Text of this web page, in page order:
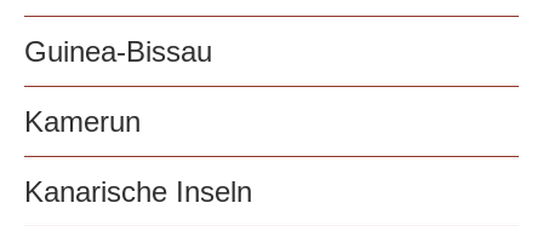
Guinea-Bissau
Kamerun
Kanarische Inseln